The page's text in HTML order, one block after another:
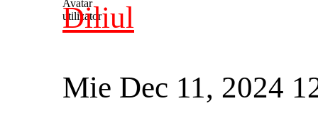
Diliul
Mie Dec 11, 2024